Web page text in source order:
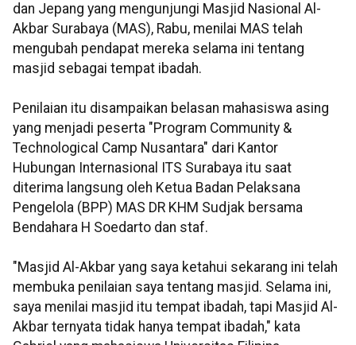
dan Jepang yang mengunjungi Masjid Nasional Al-
Akbar Surabaya (MAS), Rabu, menilai MAS telah
mengubah pendapat mereka selama ini tentang
masjid sebagai tempat ibadah.
Penilaian itu disampaikan belasan mahasiswa asing
yang menjadi peserta "Program Community &
Technological Camp Nusantara" dari Kantor
Hubungan Internasional ITS Surabaya itu saat
diterima langsung oleh Ketua Badan Pelaksana
Pengelola (BPP) MAS DR KHM Sudjak bersama
Bendahara H Soedarto dan staf.
"Masjid Al-Akbar yang saya ketahui sekarang ini telah
membuka penilaian saya tentang masjid. Selama ini,
saya menilai masjid itu tempat ibadah, tapi Masjid Al-
Akbar ternyata tidak hanya tempat ibadah," kata